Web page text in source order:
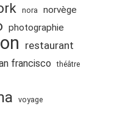
nora norvège
photographie
restaurant
francisco théâtre
voyage